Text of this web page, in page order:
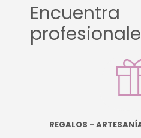
Encuentra
REGALOS -